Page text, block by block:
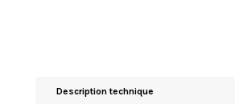
Description technique